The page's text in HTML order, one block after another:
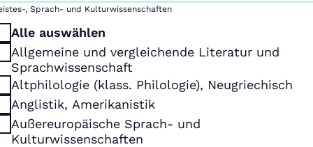
, Sprach- und Kulturwissenschaften
Alle auswählen
Allgemeine und vergleichende Literatur und
Sprachwissenschaft
Altphilologie (klass. Philologie), Neugriechisch
Anglistik, Amerikanistik
Außereuropäische Sprach- und
Kulturwissenschaften